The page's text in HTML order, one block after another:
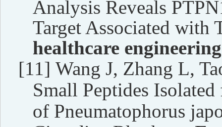
Analysis Reveals
Target Associated
healthcare engineering
[11] Wang J, Zhang L,
Small Peptides
of Pneumatophorus